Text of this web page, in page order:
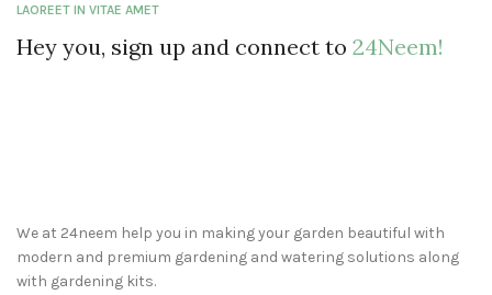
LAOREET IN VITAE AMET
Hey you, sign up and connect to24Neem!
We at 24neem help you in making your garden beautiful with
modern and premium gardening and watering solutions along
with gardening kits.